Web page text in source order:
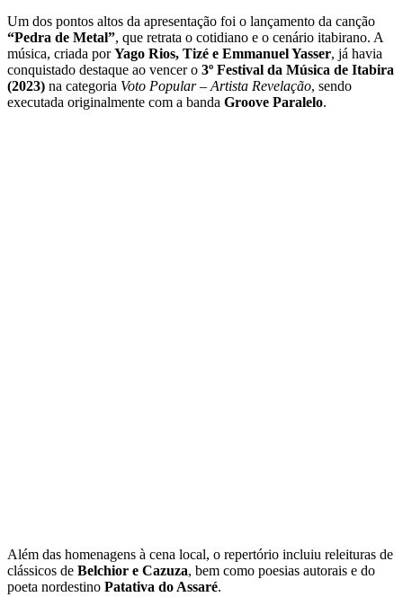
Um dos pontos altos da apresentação foi o lançamento da canção
“Pedra de Metal”, que retrata o cotidiano e o cenário itabirano. A
música, criada porYago Rios, Tizé e Emmanuel Yasser, já havia
conquistado destaque ao vencer o 3º Festival da Música de Itabira
(2023) na categoria Voto Popular – Artista Revelação, sendo
executada originalmente com a banda Groove Paralelo.
Além das homenagens à cena local, o repertório incluiu releituras de
clássicos de Belchior e Cazuza, bem como poesias autorais e do
poeta nordestino Patativa do Assaré.